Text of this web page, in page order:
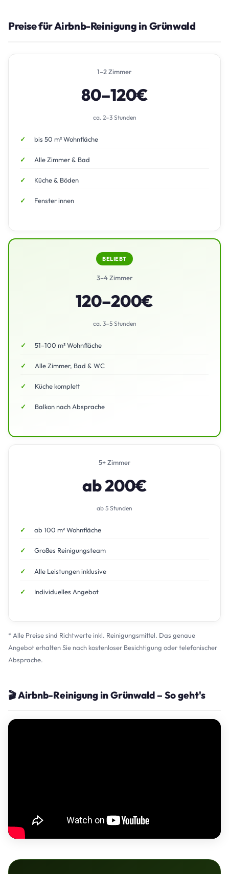
Preise für Airbnb-Reinigung in Grünwald
1–2 Zimmer
80–120€
ca. 2–3 Stunden
bis 50 m² Wohnfläche
Alle Zimmer & Bad
Küche & Böden
Fenster innen
BELIEBT
3–4 Zimmer
120–200€
ca. 3–5 Stunden
51–100 m² Wohnfläche
Alle Zimmer, Bad & WC
Küche komplett
Balkon nach Absprache
5+ Zimmer
ab 200€
ab 5 Stunden
ab 100 m² Wohnfläche
Großes Reinigungsteam
Alle Leistungen inklusive
Individuelles Angebot
* Alle Preise sind Richtwerte inkl. Reinigungsmittel. Das genaue
Angebot erhalten Sie nach kostenloser Besichtigung oder telefonischer
Absprache.
🎬 Airbnb-Reinigung in Grünwald – So geht's